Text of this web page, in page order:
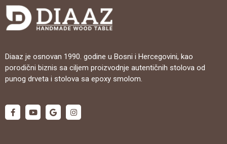
Diaaz je osnovan 1990. godine u Bosni i Hercegovini, kao
porodični biznis sa ciljem proizvodnje autentičnih stolova od
punog drveta i stolova sa epoxy smolom.